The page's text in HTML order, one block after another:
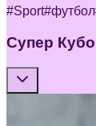
#Sport#футбол
Супер